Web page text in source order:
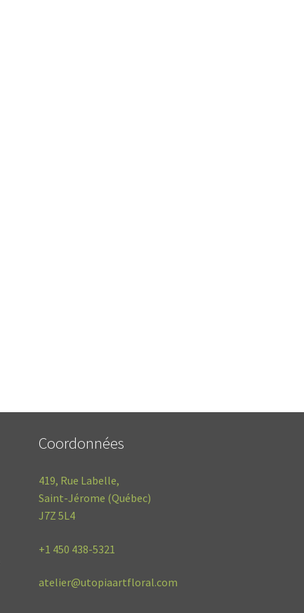
Coordonnées
419, Rue Labelle,
Saint-Jérome (Québec)
J7Z 5L4
+1 450 438-5321
atelier@utopiaartfloral.com